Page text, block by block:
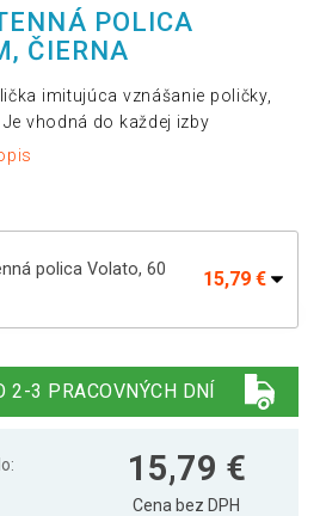
POLICA
ČIERNA
imitujúca vznášanie poličky,
vhodná do každej izby
polica Volato, 60
15,79 €
11,29 €
2-3 PRACOVNÝCH DNÍ
15,79 €
Cena bez DPH